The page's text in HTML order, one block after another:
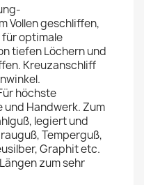
Vollen geschliffen,
optimale
tiefen Löchern und
Kreuzanschliff
höchste
Handwerk. Zum
legiert und
Temperguß,
Graphit etc.
zum sehr